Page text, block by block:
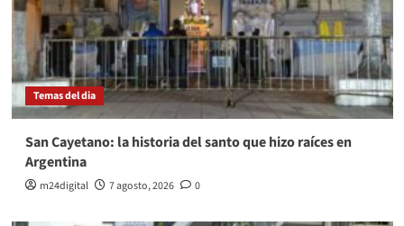
Temas del dia
San Cayetano: la historia del santo que hizo raíces en
Argentina
m24digital 7 agosto, 2026 0